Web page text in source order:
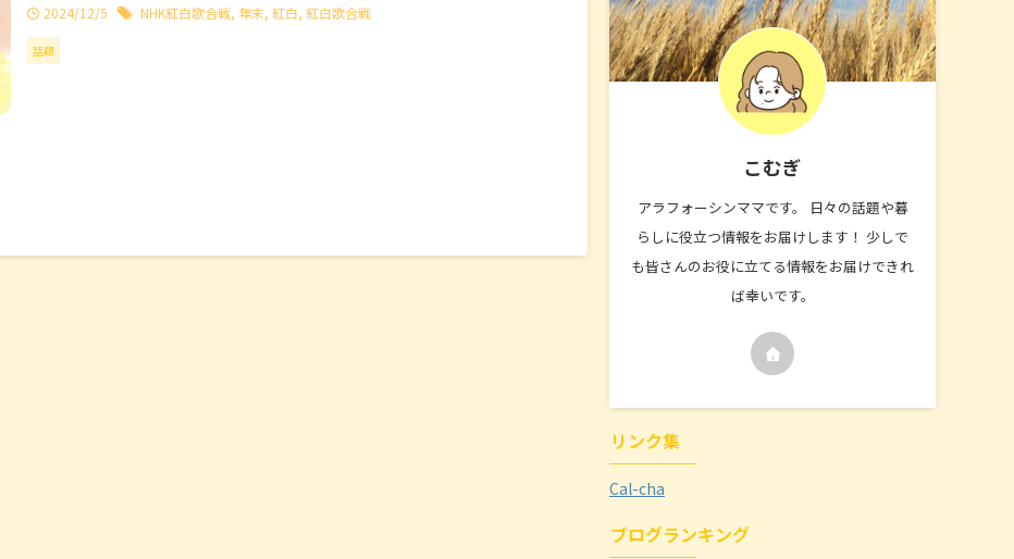
2024/12/5 NHK紅白歌合戦, 年末, 紅白, 紅白歌合戦
話題
こむぎ
アラフォーシンママです。 日々の話題や暮
らしに役立つ情報をお届けします！ 少しで
も皆さんのお役に立てる情報をお届けできれ
ば幸いです。
リンク集
Cal-cha
ブログランキング